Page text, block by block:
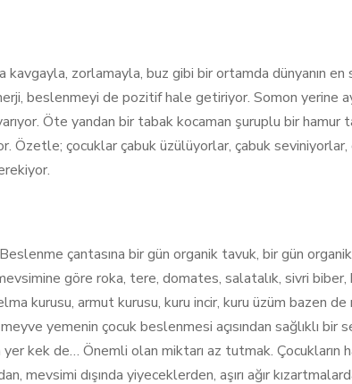
zorlamayla, buz gibi bir ortamda dünyanın en
beslenmeyi de pozitif hale getiriyor. Somon yerine
Öte yandan bir tabak kocaman şuruplu bir hamur
çocuklar çabuk üzülüyorlar, çabuk seviniyorlar,
çantasına bir gün organik tavuk, bir gün
göre roka, tere, domates, salatalık, sivri
kurusu, armut kurusu, kuru incir, kuru üzüm bazen
yemenin çocuk beslenmesi açısından sağlıklı bir
kek de… Önemli olan miktarı az tutmak. Çocukların
mevsimi dışında yiyeceklerden, aşırı ağır